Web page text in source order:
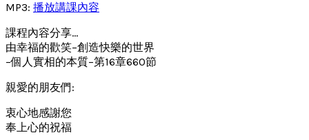
MP3: 播放講課內容
課程內容分享…
由幸福的歡笑–創造快樂的世界
–個人實相的本質–第16章660節
親愛的朋友們:
衷心地感謝您
奉上心的祝福